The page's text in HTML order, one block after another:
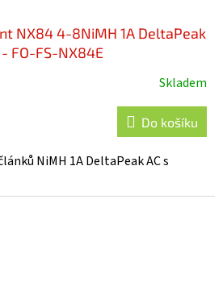
NX84 4-8NiMH 1A DeltaPeak
- FO-FS-NX84E
Skladem
Do košíku
NiMH 1A DeltaPeak AC s